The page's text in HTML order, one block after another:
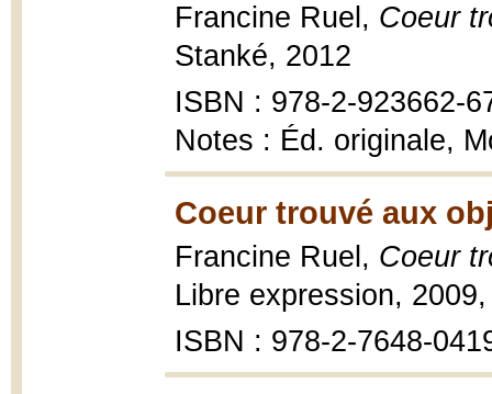
Francine Ruel, Coeur
Stanké, 2012
ISBN : 978-2-923662-
Notes : Éd. originale,
Coeur trouvé aux
Francine Ruel, Coeur
Libre expression,
ISBN : 978-2-7648-